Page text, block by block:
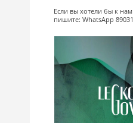
Если вы хотели бы к
пишите: WhatsApp